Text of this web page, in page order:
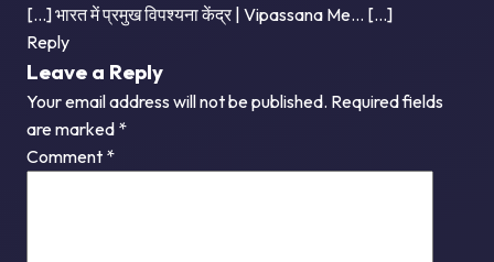
[…] भारत में प्रमुख विपश्यना केंद्र | Vipassana Me… […]
Reply
Leave a Reply
Your email address will not be published. Required fields
are marked *
Comment *